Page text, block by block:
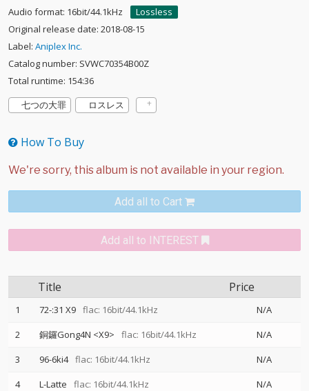
Audio format: 16bit/44.1kHz
Lossless
Original release date: 2018-08-15
Label: Aniplex Inc.
Catalog number: SVWC70354B00Z
Total runtime: 154:36
七つの大罪
ロスレス
How To Buy
Add all to Cart
Add all to INTEREST
Title Price
1 72-:31 X9 flac: 16bit/44.1kHz
N/A
2
銅鑼Gong4N <X9> flac: 16bit/44.1kHz
N/A
3
96-6ki4 flac: 16bit/44.1kHz
N/A
4
L-Latte flac: 16bit/44.1kHz N/A